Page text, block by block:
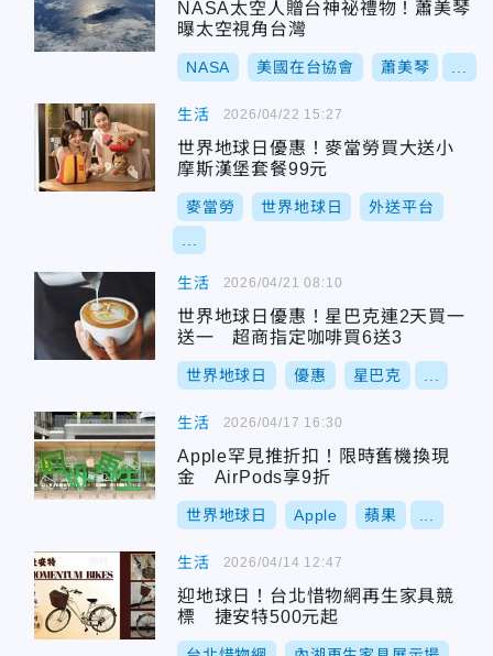
NASA太空人贈台神祕禮物！蕭美琴
曝太空視角台灣
NASA 美國在台協會 蕭美琴
生活
世界地球日優惠！麥當勞買大送小
摩斯漢堡套餐99元
麥當勞 世界地球日 外送平台
2026/04/22 15:27
生活
世界地球日優惠！星巴克連2天買一
送一 超商指定咖啡買6送3
世界地球日 優惠 星巴克
2026/04/21 08:10
生活
Apple罕見推折扣！限時舊機換現
金 AirPods享9折
世界地球日 Apple 蘋果
2026/04/17 16:30
生活
迎地球日！台北惜物網再生家具競
標 捷安特500元起
2026/04/14 12:47